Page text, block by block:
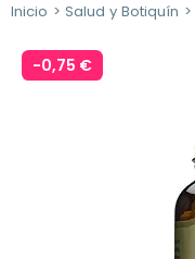
Inicio Salud y Botiquín
-0,75 €